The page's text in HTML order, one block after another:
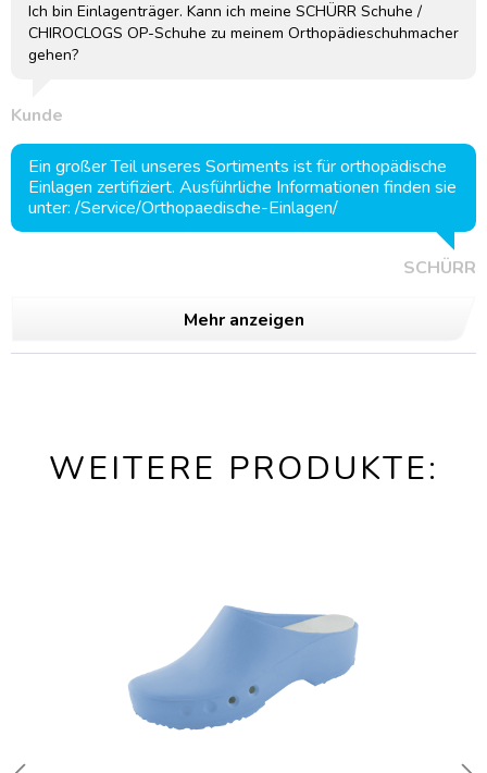
Ich bin Einlagenträger. Kann ich meine SCHÜRR Schuhe /
CHIROCLOGS OP-Schuhe zu meinem Orthopädieschuhmacher
gehen?
Kunde
Ein großer Teil unseres Sortiments ist für orthopädische
Einlagen zertifiziert. Ausführliche Informationen finden sie
unter: /Service/Orthopaedische-Einlagen/
SCHÜRR
Mehr anzeigen
WEITERE PRODUKTE: